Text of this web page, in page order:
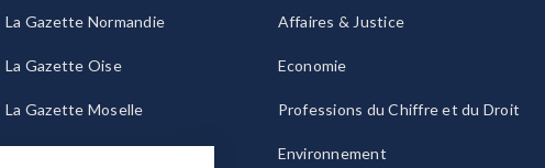
La Gazette Normandie
La Gazette Oise
La Gazette Moselle
Affaires & Justice
Economie
Professions du Chiffre et du Droit
Environnement